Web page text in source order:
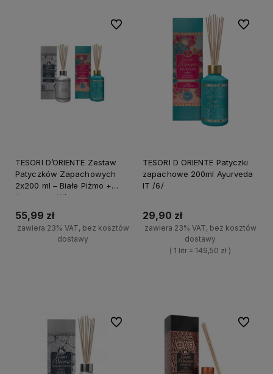
TESORI D’ORIENTE Zestaw
Patyczków Zapachowych
2x200 ml – Białe Piżmo +
Ayurveda, Włochy
55,99 zł
zawiera 23% VAT, bez kosztów
dostawy
Do ulubionych
TESORI D ORIENTE Patyczki
zapachowe 200ml Ayurveda
IT /6/
29,90 zł
zawiera 23% VAT, bez kosztów
dostawy
( 1 litr = 149,50 zł )
Do
Do ulubionych Do